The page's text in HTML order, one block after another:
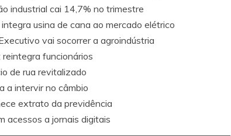
industrial cai 14,7% no trimestre
usina de cana ao mercado elétrico
vai socorrer a agroindústria
reintegra funcionários
de rua revitalizado
a intervir no câmbio
extrato da previdência
acessos a jornais digitais